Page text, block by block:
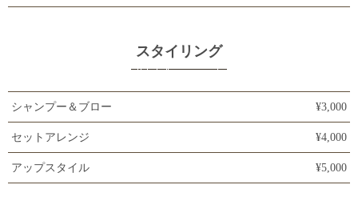
スタイリング
シャンプー＆ブロー ¥3,000
セットアレンジ ¥4,000
アップスタイル ¥5,000